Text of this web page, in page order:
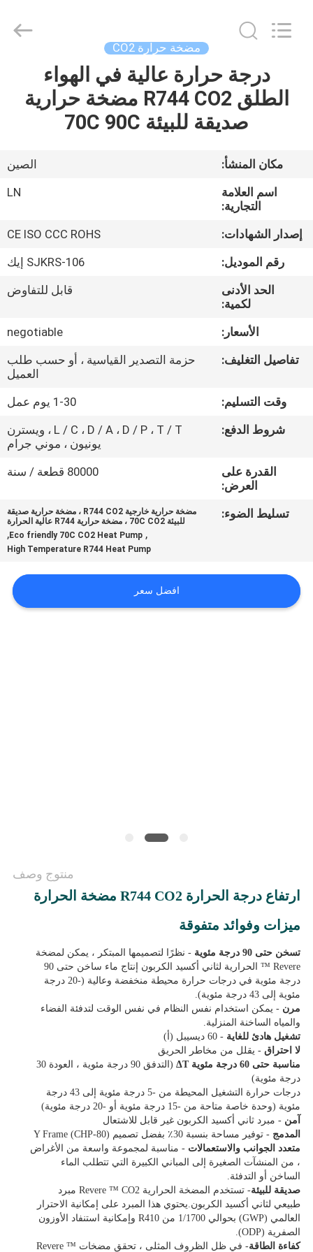
الصفحة
الرئيسية
فيديوهات
معلومات
جولة
المصنع
مراقبة
الجودة
اتصل
القضايا
Maanshan
مضخة حرارة CO2
درجة حرارة عالية في الهواء
الطلق R744 CO2 مضخة حرارية
صديقة للبيئة 70C 90C
مكان المنشأ:
الصين
اسم العلامة
التجارية:
LN
إصدار الشهادات:
CE ISO CCC ROHS
رقم الموديل:
SJKRS-106 إيك
الحد الأدنى
لكمية:
قابل للتفاوض
الأسعار:
negotiable
تفاصيل التغليف:
حزمة التصدير القياسية ، أو حسب طلب
العميل
وقت التسليم:
1-30 يوم عمل
شروط الدفع:
L / C ، D / A ، D / P ، T / T ، ويسترن
يونيون ، موني جرام
القدرة على
العرض:
80000 قطعة / سنة
تسليط الضوء:
مضخة حرارية خارجية R744 CO2 ، مضخة حرارية صديقة
للبيئة 70C CO2 ، مضخة حرارية R744 عالية الحرارة
,
Eco friendly 70C CO2 Heat Pump
,
High Temperature R744 Heat Pump
افضل سعر
منتوج وصف
ارتفاع درجة الحرارة R744 CO2 مضخة الحرارة
ميزات وفوائد متفوقة
تسخن حتى 90 درجة مئوية
- نظرًا لتصميمها المبتكر ، يمكن لمضخة
Revere ™ الحرارية لثاني أكسيد الكربون إنتاج ماء ساخن حتى 90
درجة مئوية في درجات حرارة محيطة منخفضة وعالية (-20 درجة
مئوية إلى 43 درجة مئوية).
مرن - يمكن استخدام نفس النظام في نفس الوقت لتدفئة الفضاء
والمياه الساخنة المنزلية.
تشغيل هادئ للغاية - 60 ديسيبل (أ)
لا احتراق- يقلل من مخاطر الحريق
مناسبة حتى 60 درجة مئوية ΔT
(التدفق 90 درجة مئوية ، العودة 30
درجة مئوية)
درجات حرارة التشغيل المحيطة من -5 درجة مئوية إلى 43 درجة
مئوية (وحدة خاصة متاحة من -15 درجة مئوية أو -20 درجة مئوية)
آمن - مبرد ثاني أكسيد الكربون غير قابل للاشتعال
المدمج - توفير مساحة بنسبة 30٪ بفضل تصميم Y Frame (CHP-80)
متعدد الجوانب والاستعمالات - مناسبة لمجموعة واسعة من الأغراض
، من المنشآت الصغيرة إلى المباني الكبيرة التي تتطلب الماء
الساخن أو التدفئة.
صديقة للبيئة
- تستخدم المضخة الحرارية Revere ™ CO2 مبرد
طبيعي لثاني أكسيد الكربون.يحتوي هذا المبرد على إمكانية الاحترار
العالمي (GWP) بحوالي 1/1700 من R410 وإمكانية استنفاد الأوزون
الصفرية (ODP).
كفاءة الطاقة
- في ظل الظروف المثلى ، تحقق مضخات Revere ™